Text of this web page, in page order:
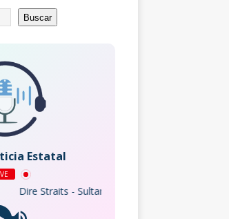
Buscar
Estatal
Dire Straits - Sultans Of Swing (Live At The BBC)